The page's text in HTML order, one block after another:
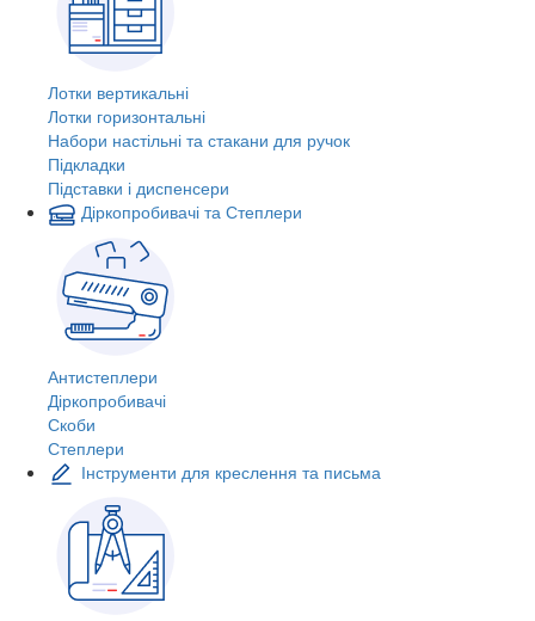
Лотки вертикальні
Лотки горизонтальні
Набори настільні та стакани для ручок
Підкладки
Підставки і диспенсери
Діркопробивачі та Степлери
Антистеплери
Діркопробивачі
Скоби
Степлери
Інструменти для креслення та письма